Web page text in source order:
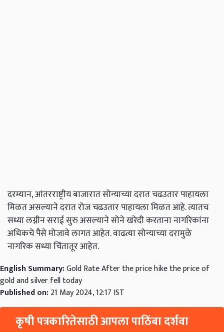
दरम्यान, आंतरराष्ट्रीय बाजारात सोन्याच्या दरात चढउतार पाहायला
मिळत असल्याने दरात रोज चढउतार पाहायला मिळत आहे. त्यातच
सध्या लग्नीन सराई सुरु असल्याने सोने खरेदी करताना नागरिकांना
अधिकचे पैसे मोजावे लागत आहेत. वाढत्या सोन्याच्या दरामुळे
नागरिक सध्या चिंतातूर आहेत.
English Summary:Gold Rate After the price hike the price of
gold and silver fell today
Published on:21 May 2024, 12:17 IST
कृषी पत्रकारितेसाठी आपला पाठिंबा दर्शवा